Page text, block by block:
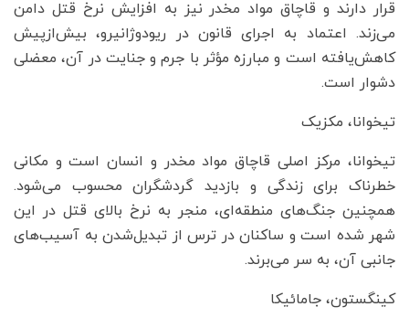
قرار دارند و قاچاق مواد مخدر نیز به افزایش نرخ قتل دامن
می‌زند. اعتماد به اجرای قانون در ریودوژانیرو، بیش‌ازپیش
کاهش‌یافته است و مبارزه مؤثر با جرم و جنایت در آن، معضلی
دشوار است.
تیخوانا، مکزیک
تیخوانا، مرکز اصلی قاچاق مواد مخدر و انسان است و مکانی
خطرناک برای زندگی و بازدید گردشگران محسوب می‌شود.
همچنین جنگ‌های منطقه‌ای، منجر به نرخ بالای قتل در این
شهر شده است و ساکنان در ترس از تبدیل‌شدن به آسیب‌های
جانبی آن، به سر می‌برند.
کینگستون، جامائیکا